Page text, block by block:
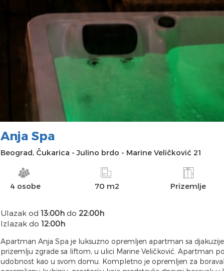
INFO SLIKE
Anja Spa
Beograd, Čukarica -Julino brdo - Marine Veličković 21
4 osobe 70 m2 Prizemlje
Ulazak od 13:00h do 22:00h
Izlazak do 12:00h
Apartman Anja Spa je luksuzno opremljen apartman sa
prizemlju zgrade sa liftom, u ulici Marine Veličković. Apartman
udobnost kao u svom domu. Kompletno je opremljen za